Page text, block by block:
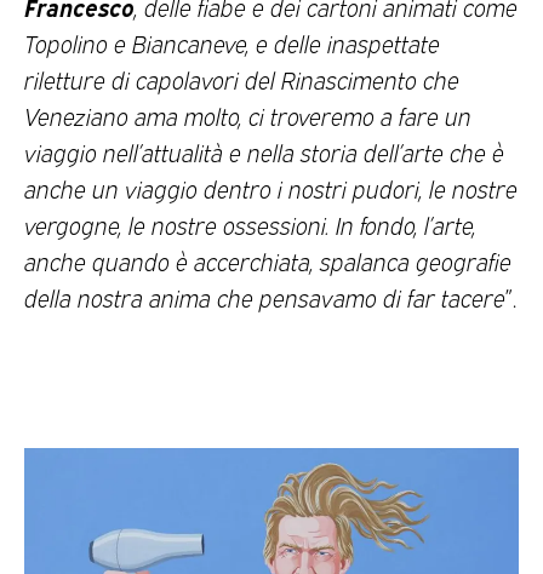
Topolino e Biancaneve, e delle inaspettate
riletture di capolavori del Rinascimento che
Veneziano ama molto, ci troveremo a fare un
viaggio nell’attualità e nella storia dell’arte che è
anche un viaggio dentro i nostri pudori, le nostre
vergogne, le nostre ossessioni. In fondo, l’arte,
anche quando è accerchiata, spalanca geografie
della nostra anima che pensavamo di far tacere”.